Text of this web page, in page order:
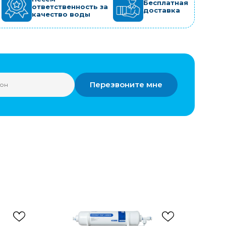
ответственность за
качество воды
Бесплатная
доставка
Перезвоните мне